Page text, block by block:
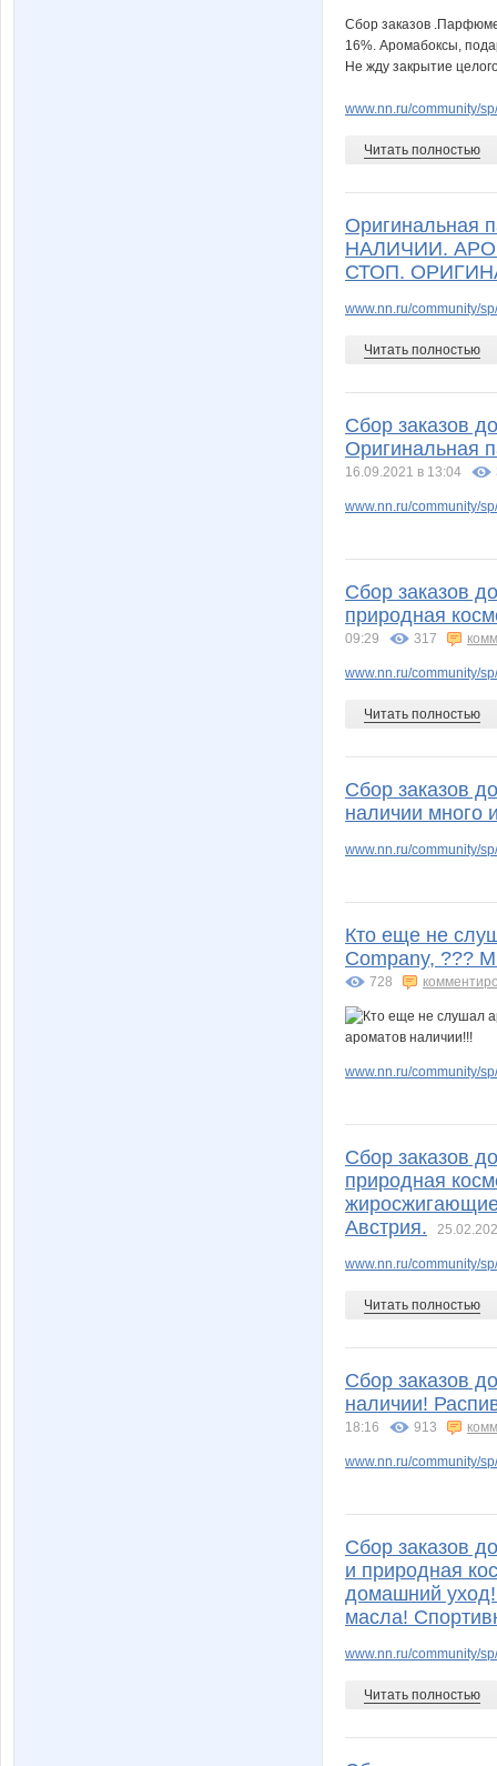
Passion1985
Wine XMSX
bali23
julia-dem
persikOFF sanza
sudarynia
unm vfhfxtd
мама люба
Аня* Азбука
Флоренсия Гения
Катти на Бугатти
Сбор заказов
16%. Аромабоксы,
Не жду закрытие
www.nn.ru/community/
Читать полностью
Оригинальная
НАЛИЧИИ.
СТОП.
www.nn.ru/community/
Читать полностью
Сбор заказов
Оригинальная
16.09.2021 в 13:04
www.nn.ru/community/
Сбор заказов
природная
09:29 317
www.nn.ru/community/
Читать полностью
Сбор заказов
наличии много
www.nn.ru/community/
Кто еще не
Company, ???
728
www.nn.ru/community/
Сбор заказов
природная
Австрия.
www.nn.ru/community/
Читать полностью
Сбор заказов
наличии!
18:16 913
www.nn.ru/community/
Сбор заказов
и природная
домашний
масла!
www.nn.ru/community/
Читать полностью